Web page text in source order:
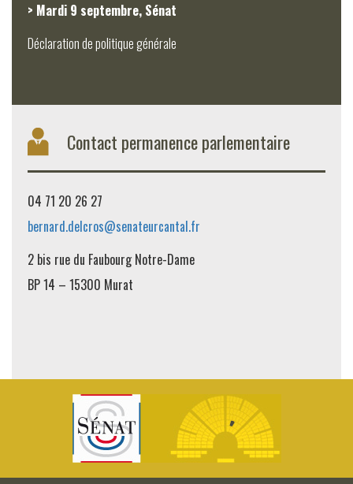
> Mardi 9 septembre, Sénat
Déclaration de politique générale
Contact permanence parlementaire
04 71 20 26 27
bernard.delcros@senateurcantal.fr
2 bis rue du Faubourg Notre-Dame
BP 14 – 15300 Murat